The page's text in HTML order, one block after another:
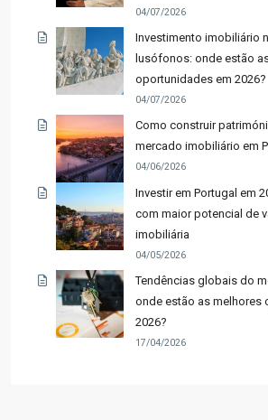
04/07/2026
Investimento imobiliário
lusófonos: onde estão
oportunidades em 2026?
04/07/2026
Como construir
mercado imobiliário em
04/06/2026
Investir em Portugal em
com maior potencial de
imobiliária
04/05/2026
Tendências globais do
onde estão as melhores
2026?
17/04/2026